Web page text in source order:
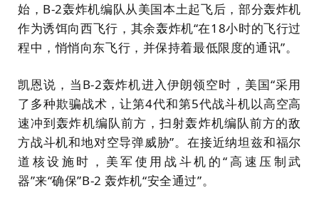
始，B-2轰炸机编队从美国本土起飞后，部分轰炸机
作为诱饵向西飞行，其余轰炸机“在18小时的飞行过
程中，悄悄向东飞行，并保持着最低限度的通讯”。
凯恩说，当B-2轰炸机进入伊朗领空时，美国“采用
了多种欺骗战术，让第4代和第5代战斗机以高空高
速冲到轰炸机编队前方，扫射轰炸机编队前方的敌
方战斗机和地对空导弹威胁”。在接近纳坦兹和福尔
道核设施时，美军使用战斗机的“高速压制武
器”来“确保”B-2 轰炸机“安全通过”。